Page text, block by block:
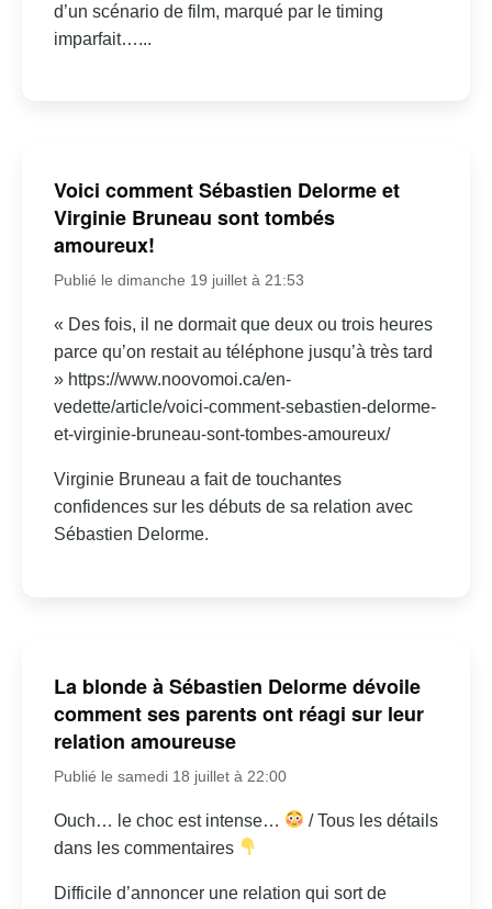
d’un scénario de film, marqué par le timing
imparfait…...
Voici comment Sébastien Delorme et
Virginie Bruneau sont tombés
amoureux!
Publié le dimanche 19 juillet à 21:53
« Des fois, il ne dormait que deux ou trois heures
parce qu’on restait au téléphone jusqu’à très tard
» https://www.noovomoi.ca/en-
vedette/article/voici-comment-sebastien-delorme-
et-virginie-bruneau-sont-tombes-amoureux/
Virginie Bruneau a fait de touchantes
confidences sur les débuts de sa relation avec
Sébastien Delorme.
La blonde à Sébastien Delorme dévoile
comment ses parents ont réagi sur leur
relation amoureuse
Publié le samedi 18 juillet à 22:00
Ouch… le choc est intense…
/ Tous les détails
dans les commentaires
Difficile d’annoncer une relation qui sort de